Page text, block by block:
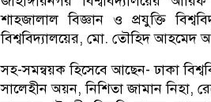
শাহজালাল বিজ্ঞান ও প্রযুক্তি
বিশ্ববিদ্যালয়ের, মো. তৌহিদ আহমেদ
সহ-সমন্বয়ক হিসেবে আছেন- ঢাকা
সালেহীন অয়ন, নিশিতা জামান নিহা,